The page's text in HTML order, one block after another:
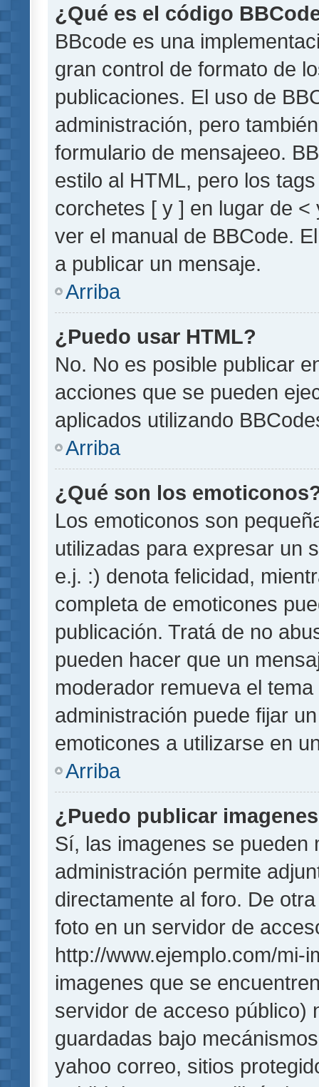
¿Qué es el código
BBcode es una
gran control de formato de
publicaciones. El uso de
administración, pero
formulario de mensajeeo.
estilo al HTML, pero los
corchetes [ y ] en lugar de
ver el manual de BBCode.
a publicar un mensaje.
Arriba
¿Puedo usar HTML?
No. No es posible publicar
acciones que se pueden
aplicados utilizando
Arriba
¿Qué son los
Los emoticonos son
utilizadas para expresar un
e.j. :) denota felicidad,
completa de emoticones
publicación. Tratá de no
pueden hacer que un
moderador remueva el
administración puede fijar
emoticones a utilizarse en
Arriba
¿Puedo publicar
Sí, las imagenes se pueden
administración permite
directamente al foro. De
foto en un servidor de
http://www.ejemplo.com/mi-
imagenes que se
servidor de acceso público)
guardadas bajo
yahoo correo, sitios